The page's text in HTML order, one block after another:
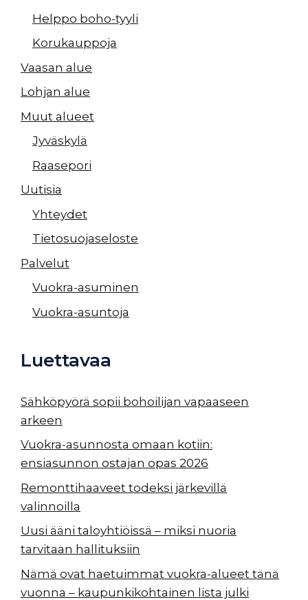
Helppo boho-tyyli
Korukauppoja
Vaasan alue
Lohjan alue
Muut alueet
Jyväskylä
Raasepori
Uutisia
Yhteydet
Tietosuojaseloste
Palvelut
Vuokra-asuminen
Vuokra-asuntoja
Luettavaa
Sähköpyörä sopii bohoilijan vapaaseen
arkeen
Vuokra-asunnosta omaan kotiin:
ensiasunnon ostajan opas 2026
Remonttihaaveet todeksi järkevillä
valinnoilla
Uusi ääni taloyhtiöissä – miksi nuoria
tarvitaan hallituksiin
Nämä ovat haetuimmat vuokra-alueet tänä
vuonna – kaupunkikohtainen lista julki